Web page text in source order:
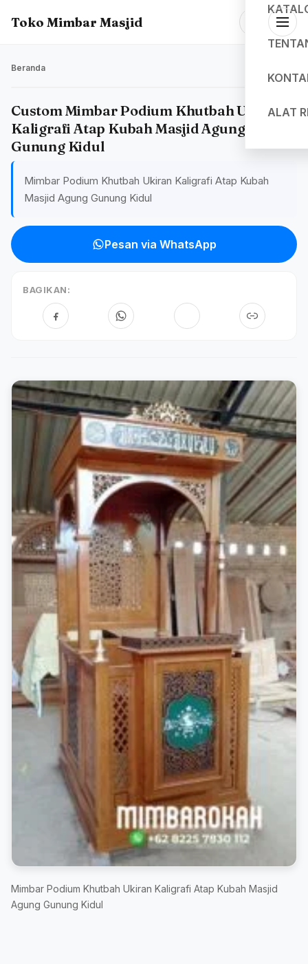
Toko Mimbar Masjid
ALAT
Beranda
Custom Mimbar Podium Khutbah Ukiran
Kaligrafi Atap Kubah Masjid Agung
Gunung Kidul
Mimbar Podium Khutbah Ukiran Kaligrafi Atap Kubah
Masjid Agung Gunung Kidul
Pesan via WhatsApp
BAGIKAN:
Mimbar Podium Khutbah Ukiran Kaligrafi Atap Kubah Masjid
Agung Gunung Kidul